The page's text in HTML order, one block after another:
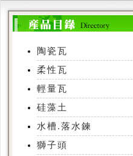
陶瓷瓦
柔性瓦
輕量瓦
硅藻土
水槽.落水鍊
獅子頭